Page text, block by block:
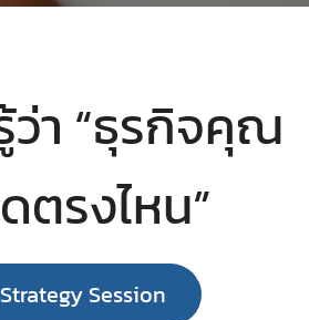
ว่า “ธุรกิจคุณ
ตรงไหน”
Session